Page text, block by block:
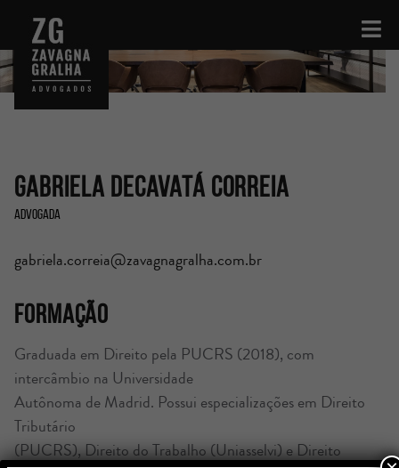
Gabriela Decavatá Correia
Advogada
gabriela.correia@zavagnagralha.com.br
Formação
Graduada em Direito pela PUCRS (2018), com
intercâmbio na Universidade
Autônoma de Madrid. Possui especializações em Direito
Tributário
(PUCRS), Direito do Trabalho (Uniasselvi) e Direito